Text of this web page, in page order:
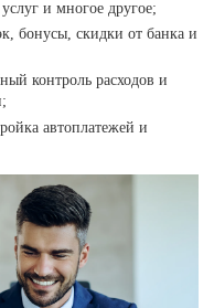
и многое другое;
бонусы, скидки от банка и
контроль расходов и
автоплатежей и